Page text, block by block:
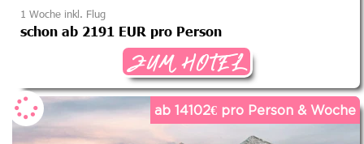
1 Woche inkl. Flug
schon ab 2191 EUR pro Person
ZUM HOTEL
ab 14102€ pro Person & Woche